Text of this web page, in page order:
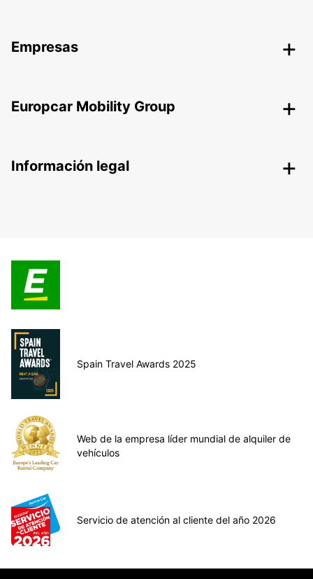
Empresas
Europcar Mobility Group
Información legal
Spain Travel Awards 2025
Web de la empresa líder mundial de alquiler de
vehículos
Servicio de atención al cliente del año 2026